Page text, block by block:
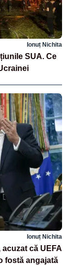
Ionuț Nichita
SUA. Ce
Ionuț Nichita
că UEFA
fostă angajată